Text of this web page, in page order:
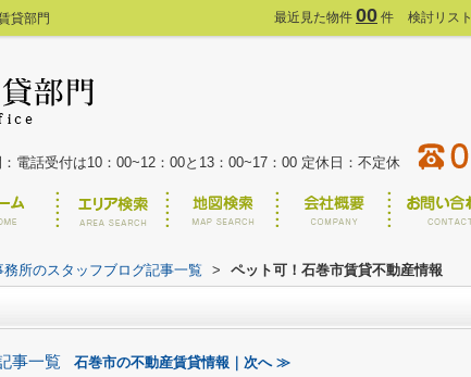
貸部門 最近見た物件 00 件 検討リスト
電話受付は10：00~12：00と13：00~17：00 定休日：不定休
所のスタッフブログ記事一覧 > ペット可！石巻市賃貸不動産情報
事一覧 石巻市の不動産賃貸情報｜次へ ≫